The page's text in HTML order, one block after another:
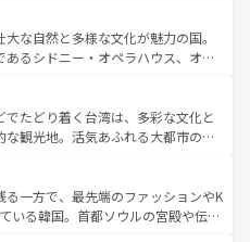
は、音楽と美食が融合した独特の
メリカの各地域で異なる魅力を楽
性と豊かな歴史を感じることができ
お、新着のアメリカ
を参照してほしい。
た、定番の観光地といえばオアフ
めるならマウイ島やカウアイ島が
グリーンに輝く海をはじめ、豊かな
れる人々を迎えてくれるハワイの
ルフードやハワイアンミュージッ
スなど、すべてがハワイの魅力を彩
新着のハワイ情報
照してほしい。
な自然と多様な文化が魅力の国。
あるシドニー・オペラハウス、オー
にそびえるウルル（エアーズロッ
しい原生林やケアンズの熱帯雨林な
ん。また、カフェやワイン、オージ
充実しており、サーフィンやダイ
ど、アウトドア好きにはたまらな
多彩な魅力を存分に味わいつくそ
でたどり着く台湾は、多彩な文化と
な観光地。活気あふれる大都市の台
である台湾東部など、都市の喧騒
しており、訪れる人に新しい発見と
る。また、奥深い台湾の食文化も魅
る一方で、最先端のファッションやK
いる韓国。首都ソウルの宮殿や伝統